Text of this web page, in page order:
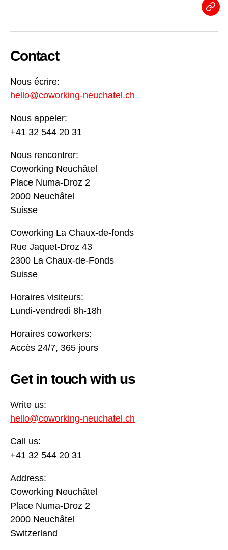
Contact
Nous écrire:
hello@coworking-neuchatel.ch
Nous appeler:
+41 32 544 20 31
Nous rencontrer:
Coworking Neuchâtel
Place Numa-Droz 2
2000 Neuchâtel
Suisse
Coworking La Chaux-de-fonds
Rue Jaquet-Droz 43
2300 La Chaux-de-Fonds
Suisse
Horaires visiteurs:
Lundi-vendredi 8h-18h
Horaires coworkers:
Accès 24/7, 365 jours
Get in touch with us
Write us:
hello@coworking-neuchatel.ch
Call us:
+41 32 544 20 31
Address:
Coworking Neuchâtel
Place Numa-Droz 2
2000 Neuchâtel
Switzerland